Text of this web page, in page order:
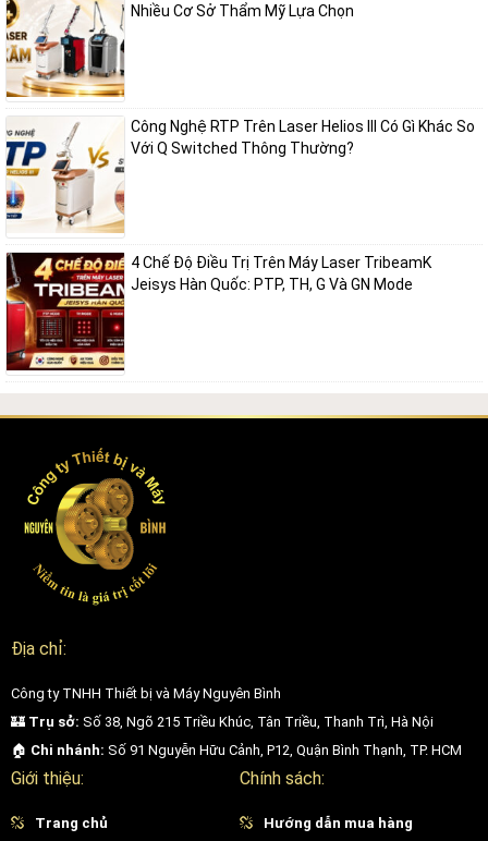
Nhiều Cơ Sở Thẩm Mỹ Lựa Chọn
Công Nghệ RTP Trên Laser Helios III Có Gì Khác So
Với Q Switched Thông Thường?
4 Chế Độ Điều Trị Trên Máy Laser TribeamK
Jeisys Hàn Quốc: PTP, TH, G Và GN Mode
Địa chỉ:
Công ty TNHH Thiết bị và Máy Nguyên Bình
🏰 Trụ sở: Số 38, Ngõ 215 Triều Khúc, Tân Triều, Thanh Trì, Hà Nội
🏠 Chi nhánh: Số 91 Nguyễn Hữu Cảnh, P12, Quận Bình Thạnh, TP. HCM
Giới thiệu:
Trang chủ
Chính sách:
Hướng dẫn mua hàng